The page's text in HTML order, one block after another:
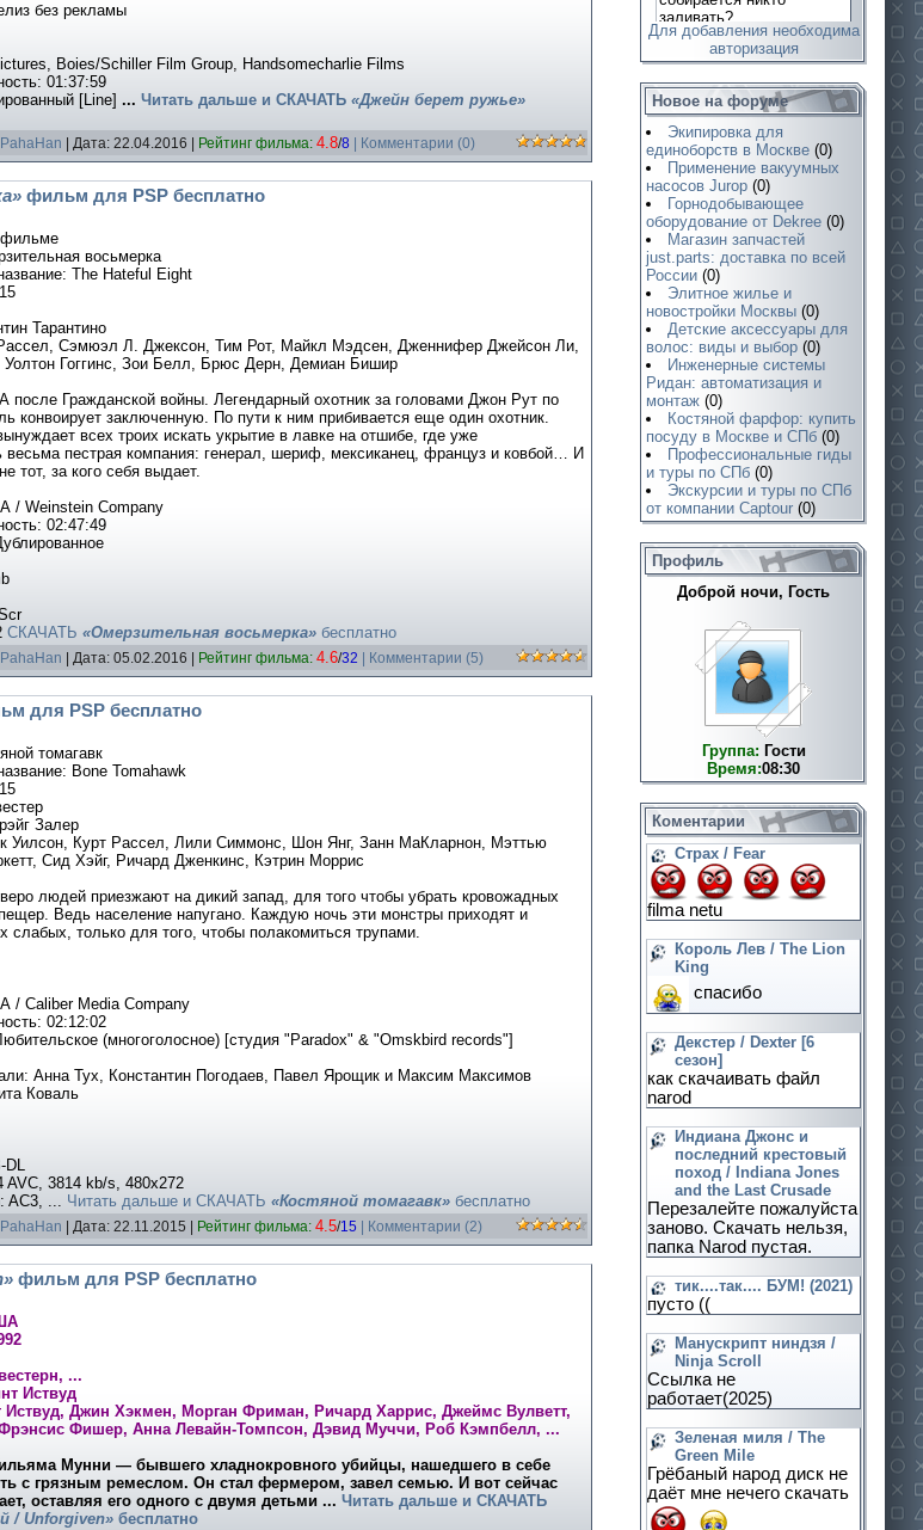
без рекламы
Boies/Schiller Film Group, Handsomecharlie Films
01:37:59
[Line] ... Читать дальше и СКАЧАТЬ «Джейн берет ружье»
PahaHan | Дата: 22.04.2016 Рейтинг фильма: 4.8/8 | Комментарии (0)
фильм для PSP бесплатно
восьмерка
The Hateful Eight
Тарантино
Сэмюэл Л. Джексон, Тим Рот, Майкл Мэдсен, Дженнифер Джейсон Ли,
Уолтон Гоггинс, Зои Белл, Брюс Дерн, Демиан Бишир
Гражданской войны. Легендарный охотник за головами Джон Рут по
конвоирует заключенную. По пути к ним прибивается еще один охотник.
всех троих искать укрытие в лавке на отшибе, где уже
весьма пестрая компания: генерал, шериф, мексиканец, француз и ковбой… И
тот, за кого себя выдает.
/ Weinstein Company
02:47:49
СКАЧАТЬ «Омерзительная восьмерка» бесплатно
PahaHan | Дата: 05.02.2016 Рейтинг фильма: 4.6/32 | Комментарии (5)
для PSP бесплатно
томагавк
Bone Tomahawk
Залер
Уилсон, Курт Рассел, Лили Симмонс, Шон Янг, Занн МаКларнон, Мэттью
Сид Хэйг, Ричард Дженкинс, Кэтрин Моррис
людей приезжают на дикий запад, для того чтобы убрать кровожадных
Ведь население напугано. Каждую ночь эти монстры приходят и
слабых, только для того, чтобы полакомиться трупами.
Caliber Media Company
02:12:02
(многоголосное) [студия "Paradox" & "Omskbird records"]
Анна Тух, Константин Погодаев, Павел Ярощик и Максим Максимов
Коваль
DL
AVC, 3814 kb/s, 480x272
AC3, ... Читать дальше и СКАЧАТЬ «Костяной томагавк» бесплатно
PahaHan | Дата: 22.11.2015 Рейтинг фильма: 4.5/15 | Комментарии (2)
фильм для PSP бесплатно
...
Иствуд
Иствуд, Джин Хэкмен, Морган Фриман, Ричард Харрис, Джеймс Вулветт,
Фишер, Анна Левайн-Томпсон, Дэвид Муччи, Роб Кэмпбелл, ...
Мунни — бывшего хладнокровного убийцы, нашедшего в себе
с грязным ремеслом. Он стал фермером, завел семью. И вот сейчас
оставляя его одного с двумя детьми ... Читать дальше и СКАЧАТЬ
/ Unforgiven» бесплатно
Для добавления необходима
авторизация
Новое на форуме
Экипировка для
единоборств в Москве (0)
Применение вакуумных
насосов Jurop (0)
Горнодобывающее
оборудование от Dekree (0)
Магазин запчастей
just.parts: доставка по всей
России (0)
Элитное жилье и
новостройки Москвы (0)
Детские аксессуары для
волос: виды и выбор (0)
Инженерные системы
Ридан: автоматизация и
монтаж (0)
Костяной фарфор: купить
посуду в Москве и СПб (0)
Профессиональные гиды
и туры по СПб (0)
Экскурсии и туры по СПб
от компании Captour (0)
Профиль
Доброй ночи, Гость
Группа: Гости
Время:08:30
Коментарии
Страх / Fear
filma netu
Король Лев / The Lion
King
спасибо
Декстер / Dexter [6
сезон]
как скачаивать файл
narod
Индиана Джонс и
последний крестовый
поход / Indiana Jones
and the Last Crusade
Перезалейте пожалуйста
заново. Скачать нельзя,
папка Narod пустая.
тик....так.... БУМ! (2021)
пусто ((
Манускрипт ниндзя /
Ninja Scroll
Ссылка не
работает(2025)
Зеленая миля / The
Green Mile
Грёбаный народ диск не
даёт мне нечего скачать